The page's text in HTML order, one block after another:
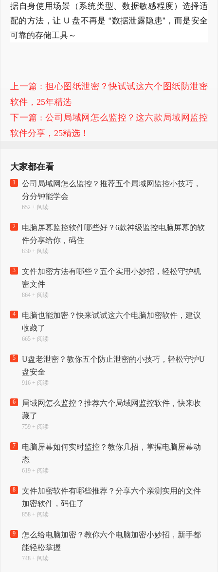
据自身使用场景（系统类型、数据敏感程度）选择适
配的方法，让 U 盘不再是 “数据泄露隐患”，而是安全
可靠的存储工具～
上一篇 : 担心图纸泄密？快试试这六个图纸防泄密
软件，25年精选
下一篇 : 公司局域网怎么监控？这六款局域网监控
软件分享，25精选！
大家都在看
1
公司局域网怎么监控？推荐五个局域网监控小技巧，
分分钟能学会
652 + 阅读
2
电脑屏幕监控软件哪些好？6款神级监控电脑屏幕的软
件分享给你，码住
830 + 阅读
3
文件加密方法有哪些？五个实用小妙招，轻松守护机
密文件
864 + 阅读
4
电脑也能加密？快来试试这六个电脑加密软件，建议
收藏了
665 + 阅读
5
U盘老泄密？教你五个防止泄密的小技巧，轻松守护U
盘安全
916 + 阅读
6
局域网怎么监控？推荐六个局域网监控软件，快来收
藏了
759 + 阅读
7
电脑屏幕如何实时监控？教你几招，掌握电脑屏幕动
态
619 + 阅读
8
文件加密软件有哪些推荐？分享六个亲测实用的文件
加密软件，码住了
858 + 阅读
9
怎么给电脑加密？教你六个电脑加密小妙招，新手都
能轻松掌握
748 + 阅读